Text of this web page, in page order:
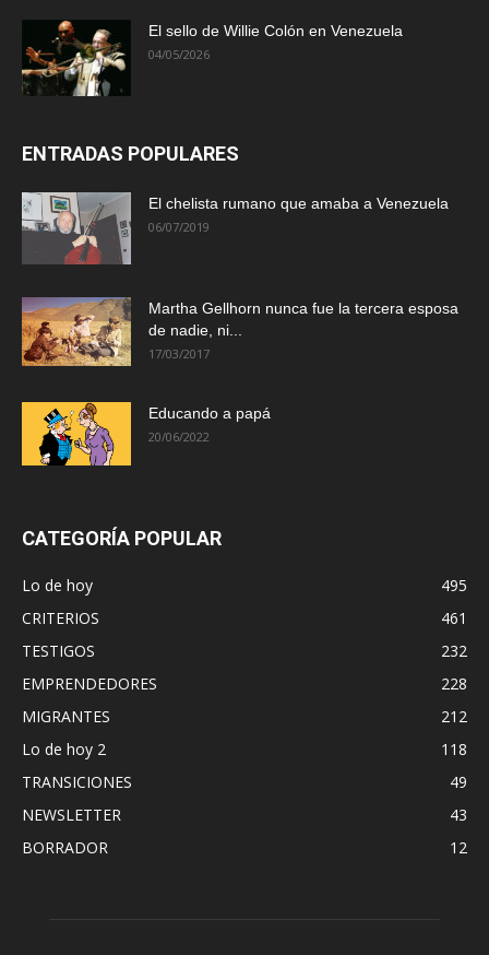
El sello de Willie Colón en Venezuela
04/05/2026
ENTRADAS POPULARES
El chelista rumano que amaba a Venezuela
06/07/2019
Martha Gellhorn nunca fue la tercera esposa
de nadie, ni...
17/03/2017
Educando a papá
20/06/2022
CATEGORÍA POPULAR
Lo de hoy
495
CRITERIOS
461
TESTIGOS
232
EMPRENDEDORES
228
MIGRANTES
212
Lo de hoy 2
118
TRANSICIONES
49
NEWSLETTER
43
BORRADOR
12